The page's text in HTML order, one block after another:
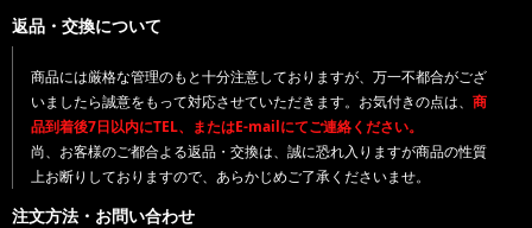
返品・交換について
商品には厳格な管理のもと十分注意しておりますが、万一不都合がござ
いましたら誠意をもって対応させていただきます。お気付きの点は、 商
品到着後7日以内にTEL、またはE-mailにてご連絡ください。
尚、お客様のご都合よる返品・交換は、誠に恐れ入りますが商品の性質
上お断りしておりますので、あらかじめご了承くださいませ。
注文方法・お問い合わせ